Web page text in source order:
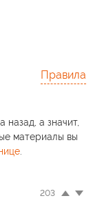
Правила
назад, а значит,
материалы вы
.
203